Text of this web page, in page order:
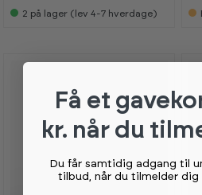
2 på lager (lev 4-7 hverdage)
Få et
kr. når du
Du får samtidig adgang til
tilbud, når du tilmelder dig